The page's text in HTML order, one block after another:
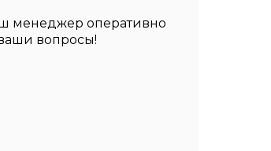
менеджер оперативно
вопросы!